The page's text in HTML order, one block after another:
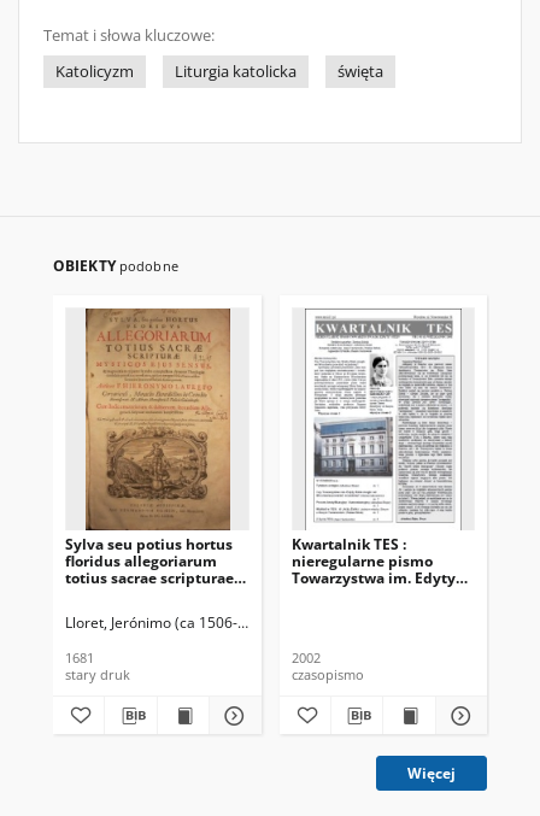
Temat i słowa kluczowe:
Katolicyzm
Liturgia katolicka święta
OBIEKTY podobne
Sylva seu potius hortus
floridus allegoriarum
totius sacrae scripturae.
Lloret, Jerónimo (ca 1506-1571)
1681
stary druk
Kwartalnik TES :
nieregularne pismo
Towarzystwa im. Edyty
2002
czasopismo
Więcej